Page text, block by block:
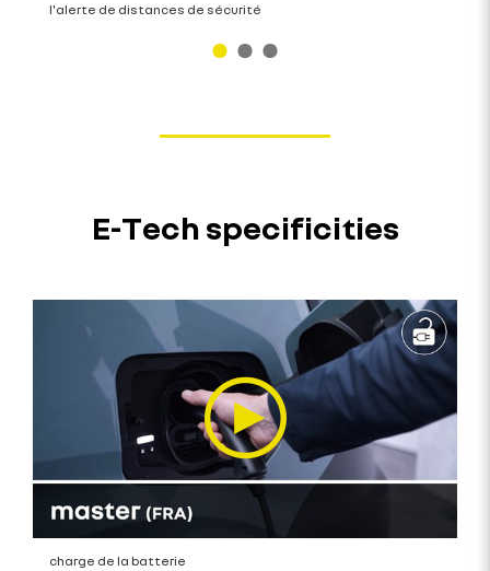
l'alerte de distances de sécurité
E-Tech specificities
charge de la batterie